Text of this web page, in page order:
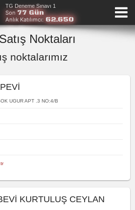
TG Deneme Sınavı 1
Son 77 Gün
Anlık Katılımcı: 62.650
Noktaları
noktalarımız
UGUR APT .3 NO:4/B
KURTULUŞ CEYLAN